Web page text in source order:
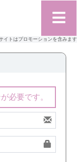
イトはプロモーションを含みます
必要です。